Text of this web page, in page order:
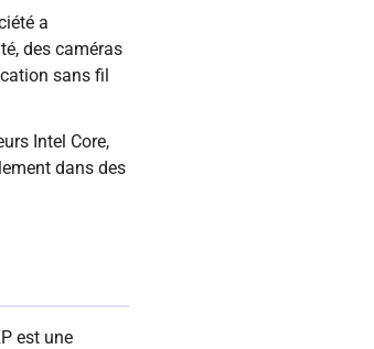
a
des caméras
sans fil
Intel Core,
dans des
est une